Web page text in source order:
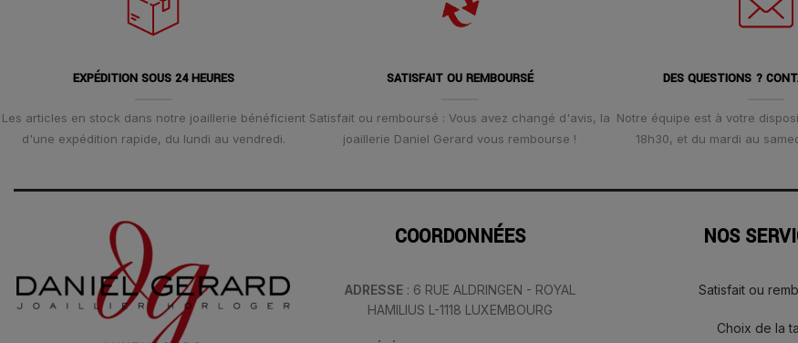
EXPÉDITION SOUS 24 HEURES
Les articles en stock dans notre joaillerie bénéficient
d'une expédition rapide, du lundi au vendredi.
SATISFAIT OU REMBOURSÉ
Satisfait ou remboursé : Vous avez changé d'avis, la
joaillerie Daniel Gerard vous rembourse !
DES QUESTIONS ?
Notre équipe est à votre
18h30, et du mardi au
COORDONNÉES
ADRESSE: 6 RUE ALDRINGEN - ROYAL
HAMILIUS L-1118 LUXEMBOURG
NOS
Satisfait ou
Choix de la